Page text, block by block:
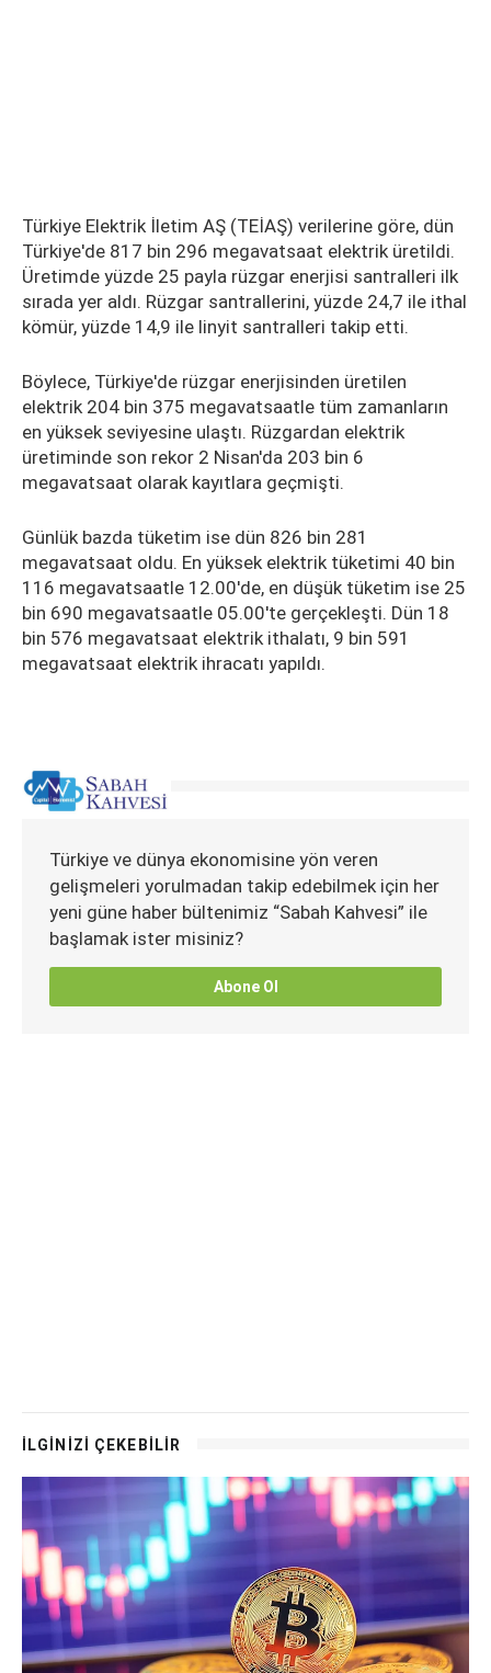
Türkiye Elektrik İletim AŞ (TEİAŞ) verilerine göre, dün
Türkiye'de 817 bin 296 megavatsaat elektrik üretildi.
Üretimde yüzde 25 payla rüzgar enerjisi santralleri ilk
sırada yer aldı. Rüzgar santrallerini, yüzde 24,7 ile ithal
kömür, yüzde 14,9 ile linyit santralleri takip etti.
Böylece, Türkiye'de rüzgar enerjisinden üretilen
elektrik 204 bin 375 megavatsaatle tüm zamanların
en yüksek seviyesine ulaştı. Rüzgardan elektrik
üretiminde son rekor 2 Nisan'da 203 bin 6
megavatsaat olarak kayıtlara geçmişti.
Günlük bazda tüketim ise dün 826 bin 281
megavatsaat oldu. En yüksek elektrik tüketimi 40 bin
116 megavatsaatle 12.00'de, en düşük tüketim ise 25
bin 690 megavatsaatle 05.00'te gerçekleşti. Dün 18
bin 576 megavatsaat elektrik ithalatı, 9 bin 591
megavatsaat elektrik ihracatı yapıldı.
Türkiye ve dünya ekonomisine yön veren
gelişmeleri yorulmadan takip edebilmek için her
yeni güne haber bültenimiz “Sabah Kahvesi” ile
başlamak ister misiniz?
Abone Ol
İLGİNİZİ ÇEKEBİLİR